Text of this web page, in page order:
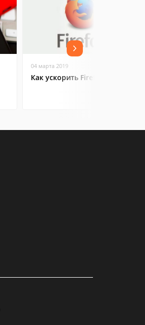
04 марта 2019
Как ускорить Firefox